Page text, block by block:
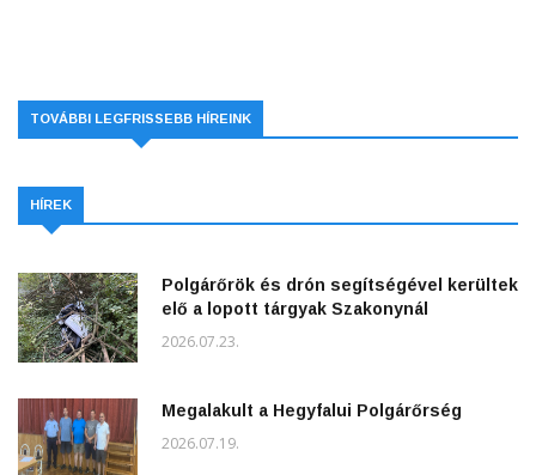
TOVÁBBI LEGFRISSEBB HÍREINK
HÍREK
Polgárőrök és drón segítségével kerültek
elő a lopott tárgyak Szakonynál
2026.07.23.
Megalakult a Hegyfalui Polgárőrség
2026.07.19.